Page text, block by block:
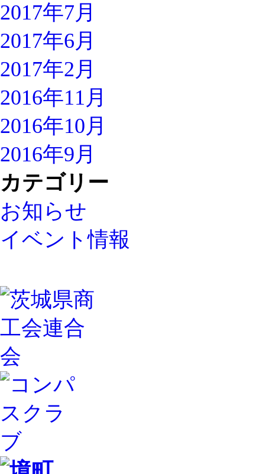
2017年7月
2017年6月
2017年2月
2016年11月
2016年10月
2016年9月
カテゴリー
お知らせ
イベント情報